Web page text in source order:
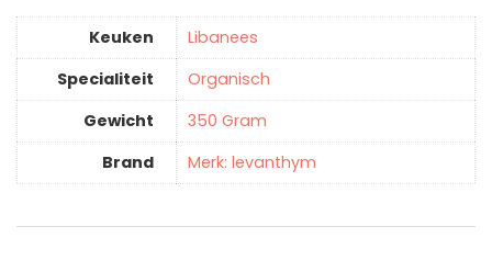
Keuken
‎Libanees
Specialiteit
‎Organisch
Gewicht
‎350 Gram
Brand
Merk: levanthym